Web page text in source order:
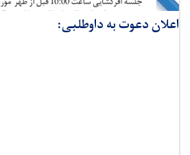
اعلان دعوت به داوطلبی: